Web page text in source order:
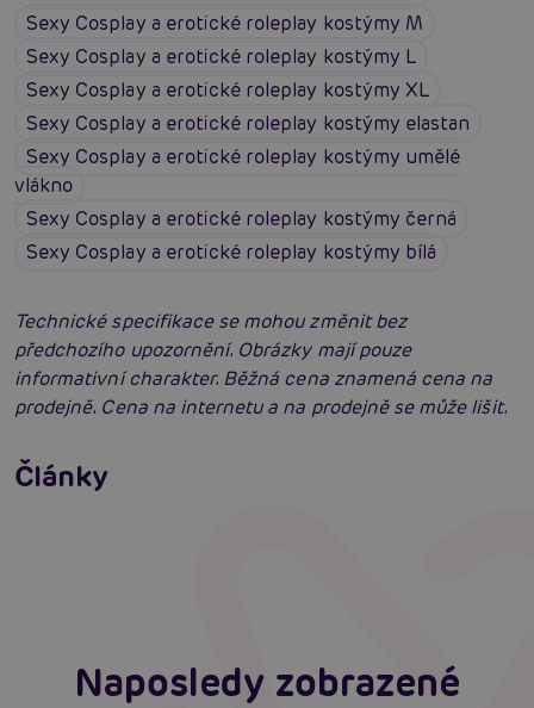
Sexy Cosplay a erotické roleplay kostýmy M
Sexy Cosplay a erotické roleplay kostýmy L
Sexy Cosplay a erotické roleplay kostýmy XL
Sexy Cosplay a erotické roleplay kostýmy elastan
Sexy Cosplay a erotické roleplay kostýmy umělé
vlákno
Sexy Cosplay a erotické roleplay kostýmy černá
Sexy Cosplay a erotické roleplay kostýmy bílá
Technické specifikace se mohou změnit bez
předchozího upozornění. Obrázky mají pouze
informativní charakter. Běžná cena znamená cena na
prodejně. Cena na internetu a na prodejně se může lišit.
Články
neodolatelně sexy
Číst více
Erotická inteligence: Příručka Sexiomů
Naposledy zobrazené